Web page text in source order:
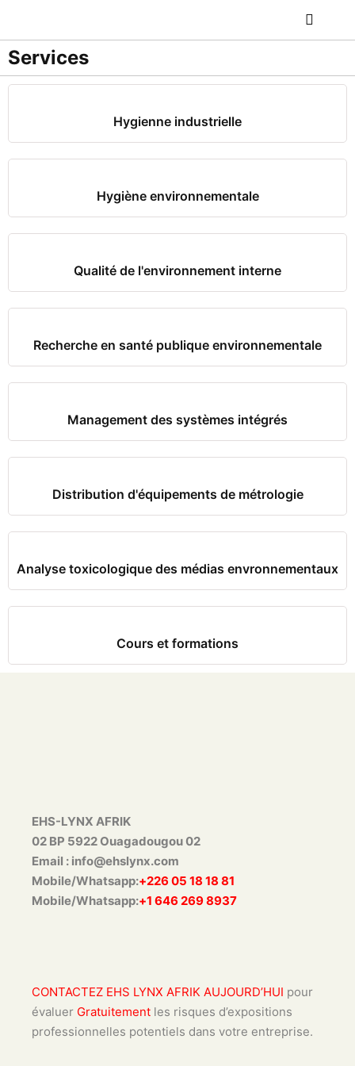
Services
Hygienne industrielle
Hygiène environnementale
Qualité de l'environnement interne
Recherche en santé publique environnementale
Management des systèmes intégrés
Distribution d'équipements de métrologie
Analyse toxicologique des médias envronnementaux
Cours et formations
EHS-LYNX AFRIK
02 BP 5922 Ouagadougou 02
Email : info@ehslynx.com
Mobile/Whatsapp:+226 05 18 18 81
Mobile/Whatsapp:+1 646 269 8937
CONTACTEZ EHS LYNX AFRIK AUJOURD’HUI pour
évaluer Gratuitement les risques d’expositions
professionnelles potentiels dans votre entreprise.